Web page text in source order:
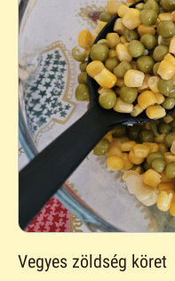
Vegyes zöldség köret